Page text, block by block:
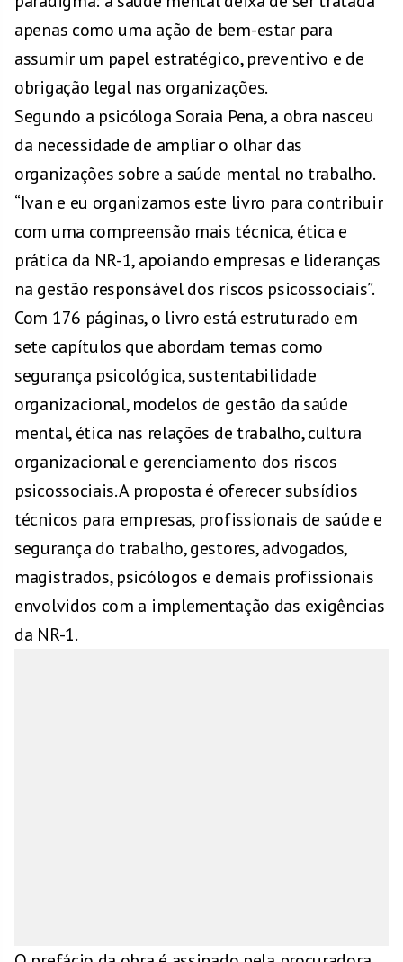
apenas como uma ação de bem-estar para
assumir um papel estratégico, preventivo e de
obrigação legal nas organizações.
Segundo a psicóloga Soraia Pena, a obra nasceu
da necessidade de ampliar o olhar das
organizações sobre a saúde mental no trabalho.
“Ivan e eu organizamos este livro para contribuir
com uma compreensão mais técnica, ética e
prática da NR-1, apoiando empresas e lideranças
na gestão responsável dos riscos psicossociais”.
Com 176 páginas, o livro está estruturado em
sete capítulos que abordam temas como
segurança psicológica, sustentabilidade
organizacional, modelos de gestão da saúde
mental, ética nas relações de trabalho, cultura
organizacional e gerenciamento dos riscos
psicossociais. A proposta é oferecer subsídios
técnicos para empresas, profissionais de saúde e
segurança do trabalho, gestores, advogados,
magistrados, psicólogos e demais profissionais
envolvidos com a implementação das exigências
da NR-1.